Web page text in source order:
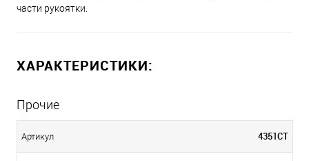
части рукоятки.
ХАРАКТЕРИСТИКИ:
Прочие
Артикул 4351CT